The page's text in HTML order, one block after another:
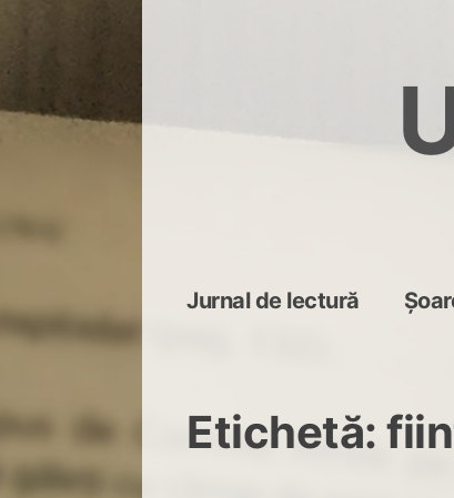
Jurnal de lectură
Etichetă: